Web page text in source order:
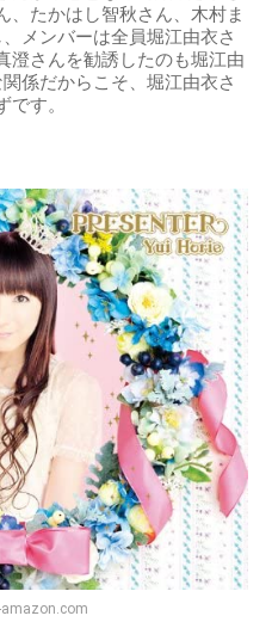
、たかはし智秋さん、木村ま
メンバーは全員堀江由衣さ
澄さんを勧誘したのも堀江由
係だからこそ、堀江由衣さ
す。